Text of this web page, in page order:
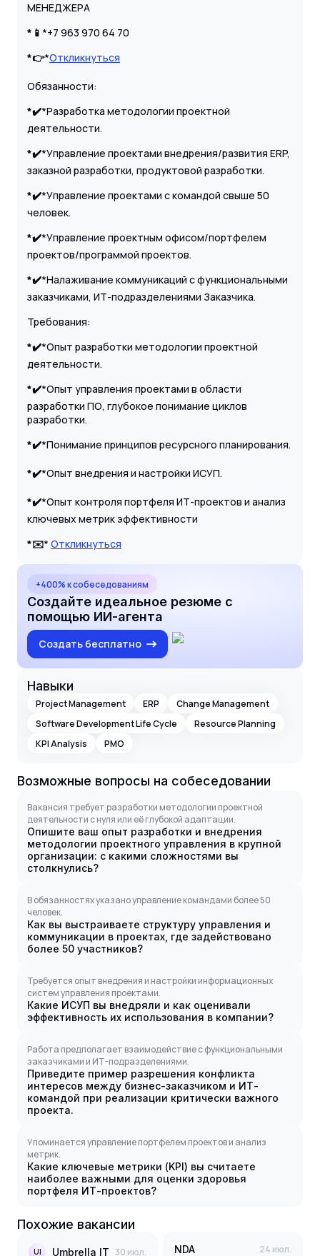
МЕНЕДЖЕРА
*📱 *+7 963 970 64 70
*👉*Откликнуться
Обязанности:
*✔️*Разработка методологии проектной
деятельности.
*✔️*Управление проектами внедрения/развития ERP,
заказной разработки, продуктовой разработки.
*✔️*Управление проектами с командой свыше 50
человек.
*✔️*Управление проектным офисом/портфелем
проектов/программой проектов.
*✔️*Налаживание коммуникаций с функциональными
заказчиками, ИТ-подразделениями Заказчика.
Требования:
*✔️*Опыт разработки методологии проектной
деятельности.
*✔️*Опыт управления проектами в области
разработки ПО, глубокое понимание циклов
разработки.
*✔️*Понимание принципов ресурсного планирования.
*✔️*Опыт внедрения и настройки ИСУП.
*✔️*Опыт контроля портфеля ИТ-проектов и анализ
ключевых метрик эффективности
*✉️* Откликнуться
+400% к собеседованиям
Создайте идеальное резюме с
помощью ИИ-агента
Создать бесплатно
Навыки
Project Management ERP
Change Management
Software Development Life Cycle
Resource Planning
KPI Analysis
PMO
Возможные вопросы на собеседовании
Вакансия требует разработки методологии проектной
деятельности с нуля или её глубокой адаптации.
Опишите ваш опыт разработки и внедрения
методологии проектного управления в крупной
организации: с какими сложностями вы
столкнулись?
В обязанностях указано управление командами более 50
человек.
Как вы выстраиваете структуру управления и
коммуникации в проектах, где задействовано
более 50 участников?
Требуется опыт внедрения и настройки информационных
систем управления проектами.
Какие ИСУП вы внедряли и как оценивали
эффективность их использования в компании?
Работа предполагает взаимодействие с функциональными
заказчиками и ИТ-подразделениями.
Приведите пример разрешения конфликта
интересов между бизнес-заказчиком и ИТ-
командой при реализации критически важного
проекта.
Упоминается управление портфелем проектов и анализ
метрик.
Какие ключевые метрики (KPI) вы считаете
наиболее важными для оценки здоровья
портфеля ИТ-проектов?
Похожие вакансии
UI Umbrella IT 30 июл. NDA 24 июл.